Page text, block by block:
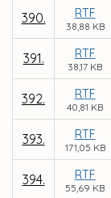
390. RTF
38,88 KB
391. RTF
38,17 KB
392. RTF
40,81 KB
393. RTF
171,05 KB
394. RTF
55,69 KB